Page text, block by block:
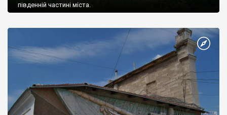
південній частині міста.